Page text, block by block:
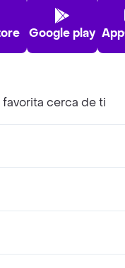
Google play
cerca de ti